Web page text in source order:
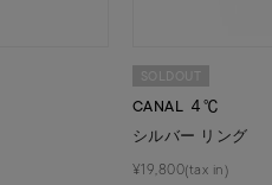
SOLDOUT
CANAL ４℃
シルバー リング
¥19,800(tax in)